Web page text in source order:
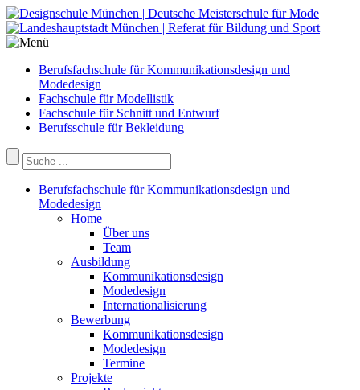
Berufsfachschule für Kommunikationsdesign und
Modedesign
Fachschule für Modellistik
Fachschule für Schnitt und Entwurf
Berufsschule für Bekleidung
Berufsfachschule für Kommunikationsdesign und
Modedesign
Home
Über uns
Team
Ausbildung
Kommunikationsdesign
Modedesign
Internationalisierung
Bewerbung
Kommunikationsdesign
Modedesign
Termine
Projekte